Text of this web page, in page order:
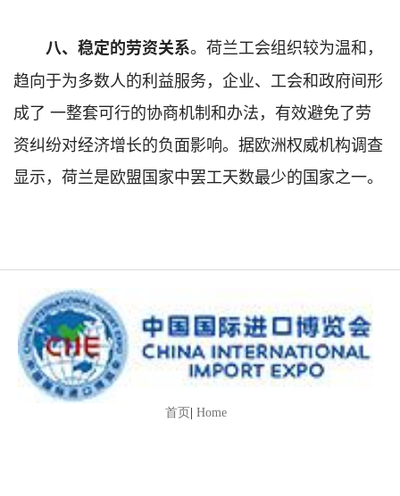
八、 稳定的劳资关系。荷兰工会组织较为温和，
趋向于为多数人的利益服务，企业、工会和政府间形
成了 一整套可行的协商机制和办法，有效避免了劳
资纠纷对经济增长的负面影响。据欧洲权威机构调查
显示，荷兰是欧盟国家中罢工天数最少的国家之一。
首页| Home